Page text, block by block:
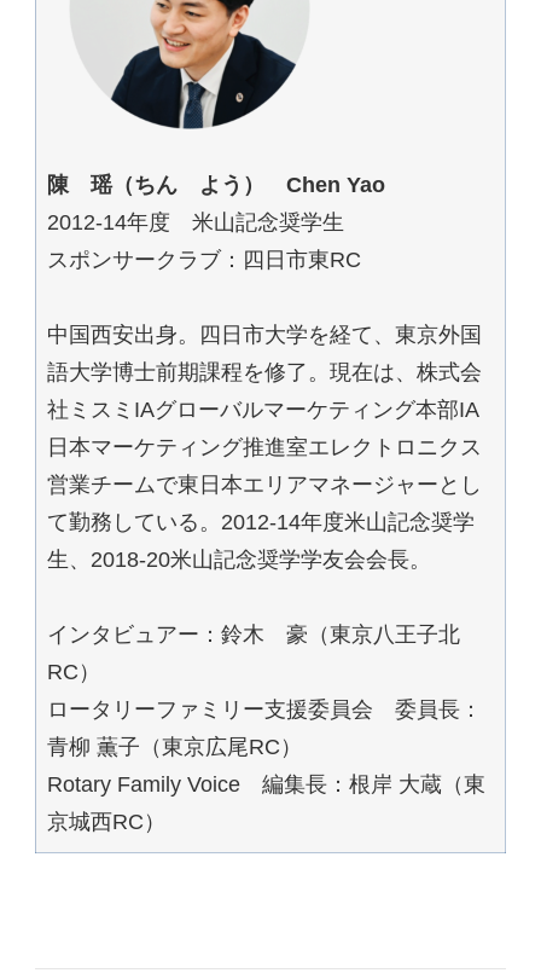
陳 瑶（ちん よう） Chen Yao
2012-14年度 米山記念奨学生
スポンサークラブ：四日市東RC
中国西安出身。四日市大学を経て、東京外国
語大学博士前期課程を修了。現在は、株式会
社ミスミIAグローバルマーケティング本部IA
日本マーケティング推進室エレクトロニクス
営業チームで東日本エリアマネージャーとし
て勤務している。2012-14年度米山記念奨学
生、2018-20米山記念奨学学友会会長。
インタビュアー：鈴木 豪（東京八王子北
RC）
ロータリーファミリー支援委員会 委員長：
青柳 薫子（東京広尾RC）
Rotary Family Voice 編集長：根岸 大蔵（東
京城西RC）